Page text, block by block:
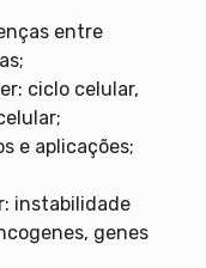
entre
ciclo celular,
e aplicações;
instabilidade
genes